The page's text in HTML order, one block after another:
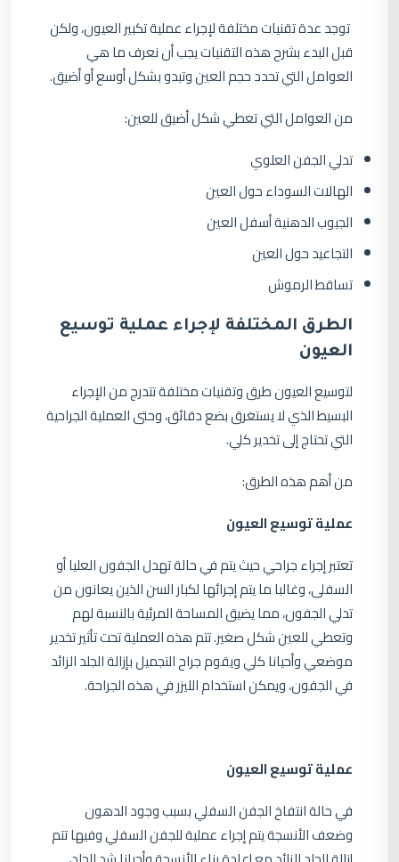
توجد عدة تقنيات مختلفة لإجراء عملية تكبير العيون، ولكن
قبل البدء بشرح هذه التقنيات يجب أن نعرف ما هي
العوامل التي تحدد حجم العين وتبدو بشكل أوسع أو أضيق.
من العوامل التي تعطي شكل أضيق للعين:
تدلي الجفن العلوي
الهالات السوداء حول العين
الجيوب الدهنية أسفل العين
التجاعيد حول العين
تساقط الرموش
الطرق المختلفة لإجراء عملية توسيع
العيون
لتوسيع العيون طرق وتقنيات مختلفة تتدرج من الإجراء
البسيط الذي لا يستغرق بضع دقائق، وحتى العملية الجراحية
التي تحتاج إلى تخدير كلي.
من أهم هذه الطرق:
عملية توسيع العيون
تعتبر إجراء جراحي حيث يتم في حالة تهدل الجفون العليا أو
السفلى، وغالبا ما يتم إجرائها لكبار السن الذين يعانون من
تدلي الجفون، مما يضيق المساحة المرئية بالنسبة لهم
وتعطي للعين شكل صغير. تتم هذه العملية تحت تأثير تخدير
موضعي وأحيانا كلي ويقوم جراح التجميل بإزالة الجلد الزائد
في الجفون، ويمكن استخدام الليزر في هذه الجراحة.
عملية توسيع العيون
في حالة انتفاخ الجفن السفلي بسبب وجود الدهون
وضعف الأنسجة يتم إجراء عملية للجفن السفلي وفيها تتم